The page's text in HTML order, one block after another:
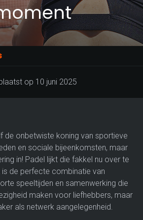
op 10 juni 2025
de onbetwiste koning van sportieve
en sociale bijeenkomsten, maar
in! Padel lijkt die fakkel nu over te
is de perfecte combinatie van
speeltijden en samenwerking die
maken voor liefhebbers, maar
als netwerk aangelegenheid.